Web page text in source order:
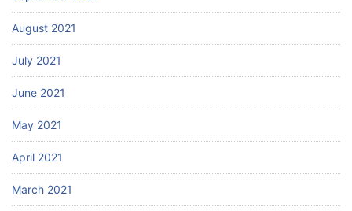
August 2021
July 2021
June 2021
May 2021
April 2021
March 2021